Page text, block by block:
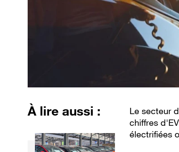
À lire aussi :
Le secteur
chiffres
électrifiées